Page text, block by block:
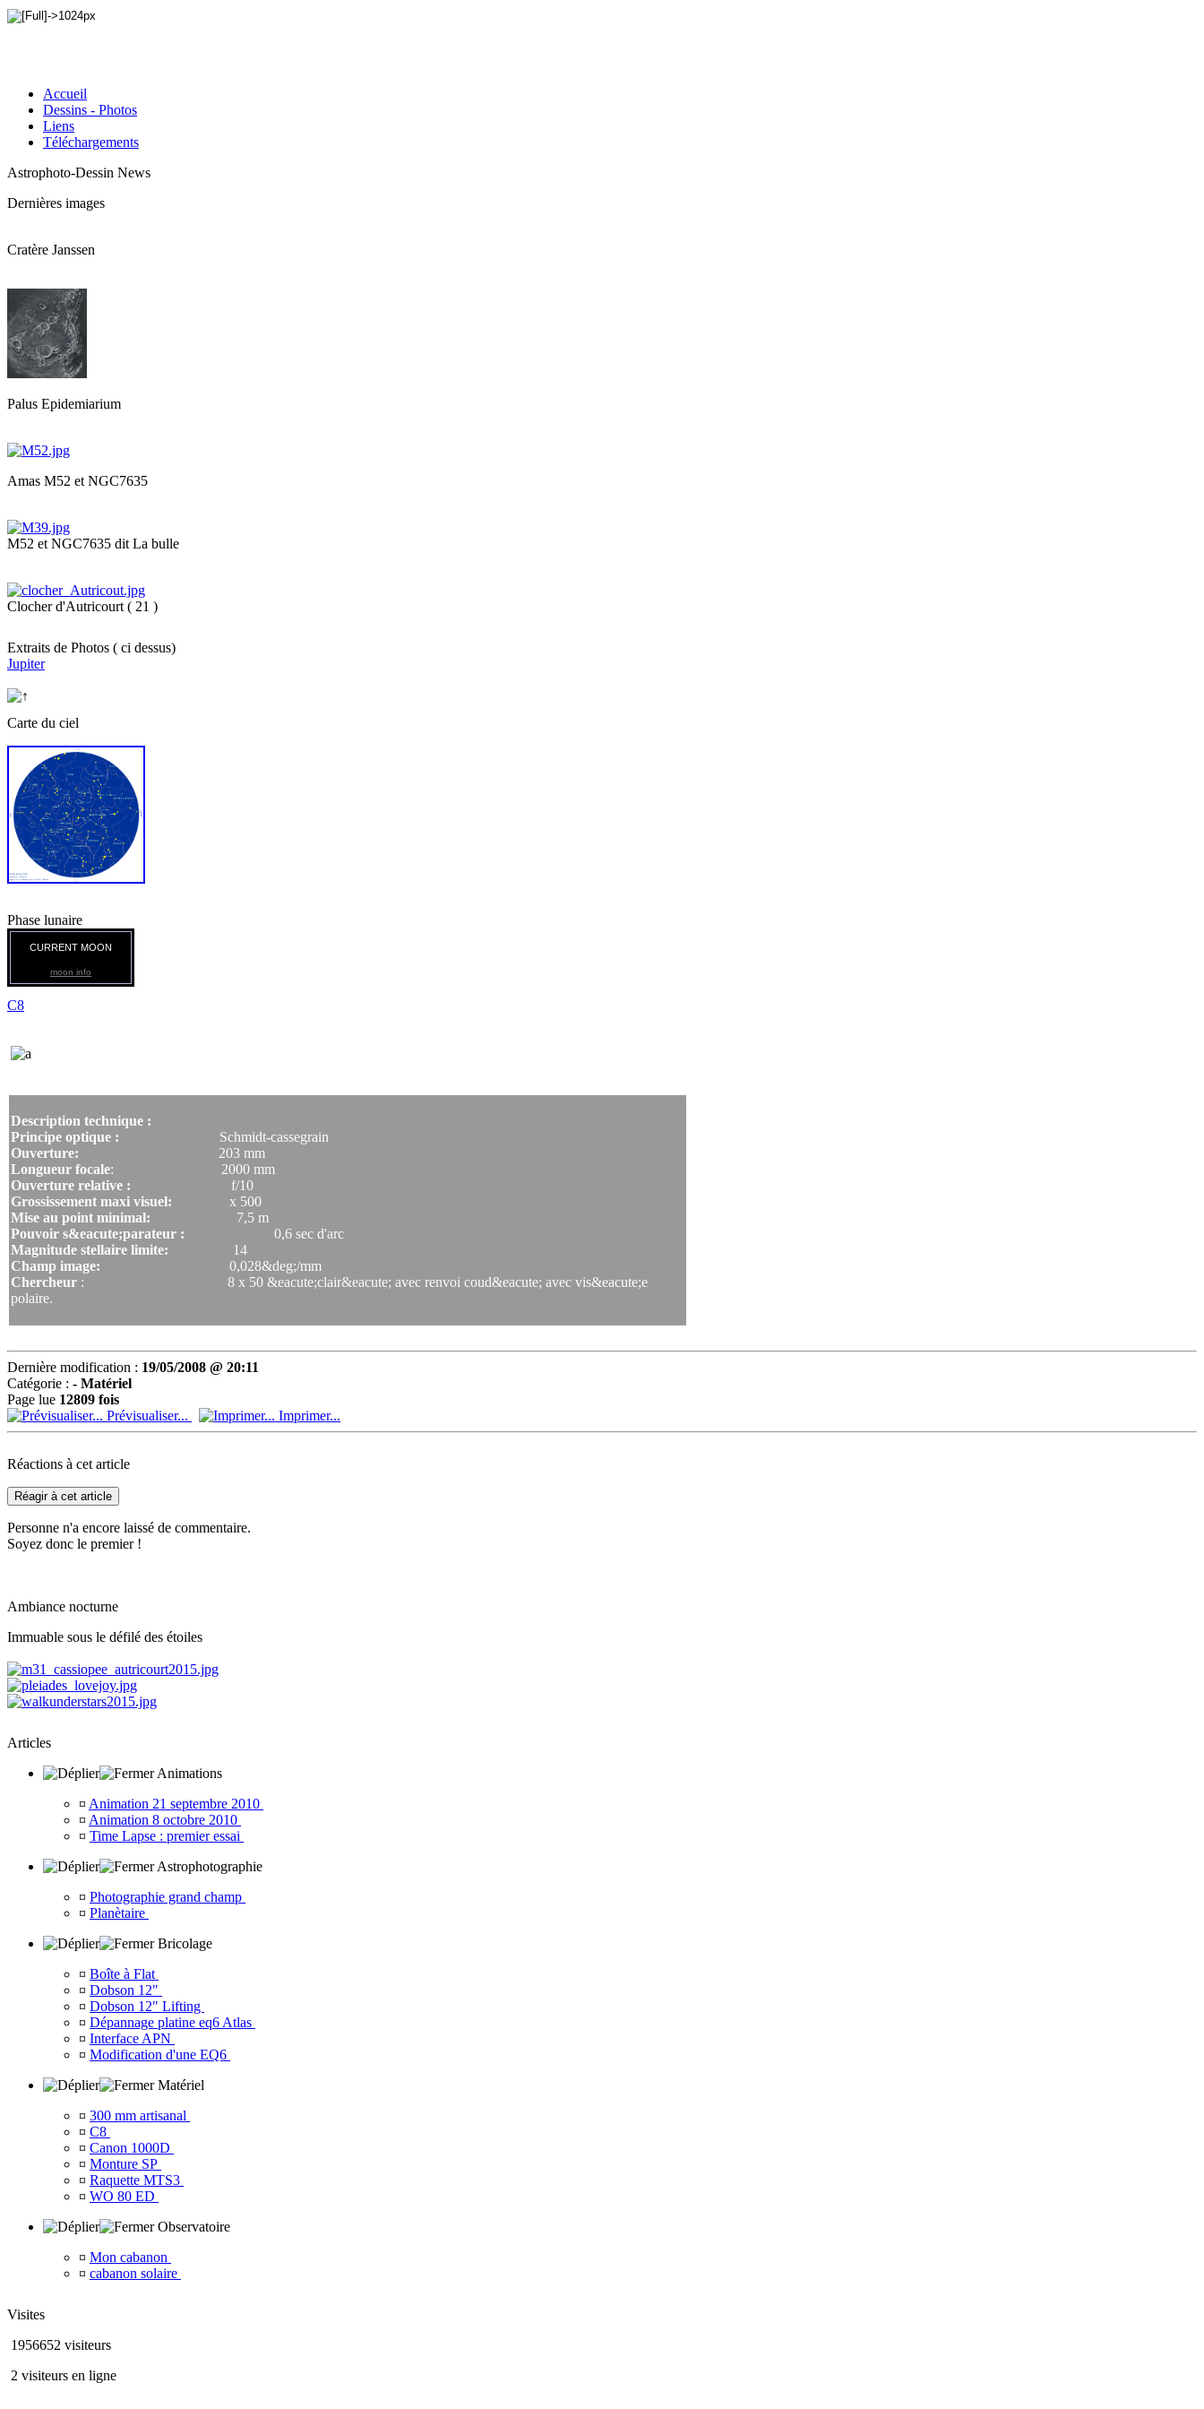
Accueil
Dessins - Photos
Liens
Téléchargements
Astrophoto-Dessin News
Dernières images
Cratère Janssen
Palus Epidemiarium
Amas M52 et NGC7635
M52 et NGC7635 dit La bulle
Clocher d'Autricourt ( 21 )
Extraits de Photos ( ci dessus)
Jupiter
Carte du ciel
Phase lunaire
CURRENT MOON
moon info
C8
Description technique :
Principe optique : Schmidt-cassegrain
Ouverture: 203 mm
Longueur focale: 2000 mm
Ouverture relative : f/10
Grossissement maxi visuel:
x 500
Mise au point minimal: 7,5 m
Pouvoir s&eacute;parateur : 0,6 sec d'arc
Magnitude stellaire limite: 14
Champ image:
0,028&deg;/mm
Chercheur : 8 x 50 &eacute;clair&eacute; avec renvoi coud&eacute; avec vis&eacute;e
polaire.
Dernière modification : 19/05/2008 @ 20:11
Catégorie : - Matériel
Page lue 12809 fois
Prévisualiser...
Imprimer...
Réactions à cet article
Réagir à cet article
Personne n'a encore laissé de commentaire.
Soyez donc le premier !
Ambiance nocturne
Immuable sous le défilé des étoiles
Articles
Animations
¤ Animation 21 septembre 2010
¤ Animation 8 octobre 2010
¤ Time Lapse : premier essai
Astrophotographie
¤ Photographie grand champ
¤ Planètaire
Bricolage
¤ Boîte à Flat
¤ Dobson 12"
¤ Dobson 12" Lifting
¤ Dépannage platine eq6 Atlas
¤ Interface APN
¤ Modification d'une EQ6
Matériel
¤ 300 mm artisanal
¤ C8
¤ Canon 1000D
¤ Monture SP
¤ Raquette MTS3
¤ WO 80 ED
Observatoire
¤ Mon cabanon
¤ cabanon solaire
Visites
1956652 visiteurs
2 visiteurs en ligne